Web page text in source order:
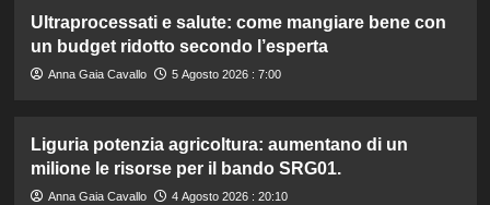
Ultraprocessati e salute: come mangiare bene con
un budget ridotto secondo l’esperta
Anna Gaia Cavallo 5 Agosto 2026 : 7:00
Liguria potenzia agricoltura: aumentano di un
milione le risorse per il bando SRG01.
Anna Gaia Cavallo 4 Agosto 2026 : 20:10